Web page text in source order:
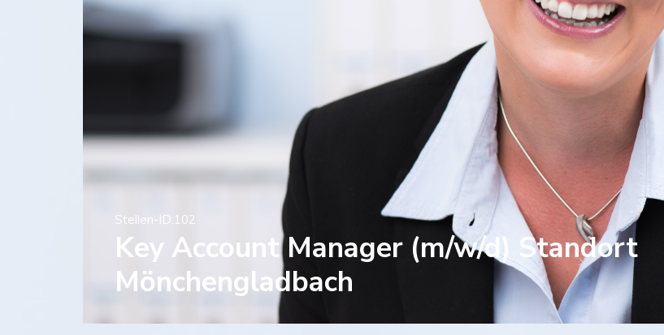
Stellen-ID:102
Key Account Manager (m/w/d) Standort
Mönchengladbach